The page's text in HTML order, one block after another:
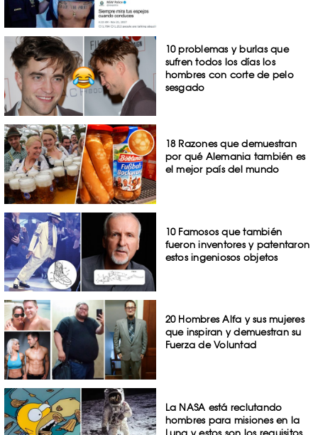
10 problemas y burlas que
sufren todos los días los
hombres con corte de pelo
sesgado
18 Razones que demuestran
por qué Alemania también es
el mejor país del mundo
10 Famosos que también
fueron inventores y patentaron
estos ingeniosos objetos
20 Hombres Alfa y sus mujeres
que inspiran y demuestran su
Fuerza de Voluntad
La NASA está reclutando
hombres para misiones en la